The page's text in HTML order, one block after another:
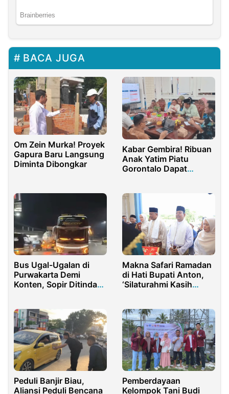
BACA JUGA
Om Zein Murka! Proyek
Gapura Baru Langsung
Diminta Dibongkar
Kabar Gembira! Ribuan
Anak Yatim Piatu
Gorontalo Dapat
Bus Ugal-Ugalan di
Purwakarta Demi
Konten, Sopir Ditindak
Makna Safari Ramadan
di Hati Bupati Anton,
‘Silaturahmi Kasih
Batin’
Peduli Banjir Biau,
Aliansi Peduli Bencana
Pemberdayaan
Kelompok Tani Budi